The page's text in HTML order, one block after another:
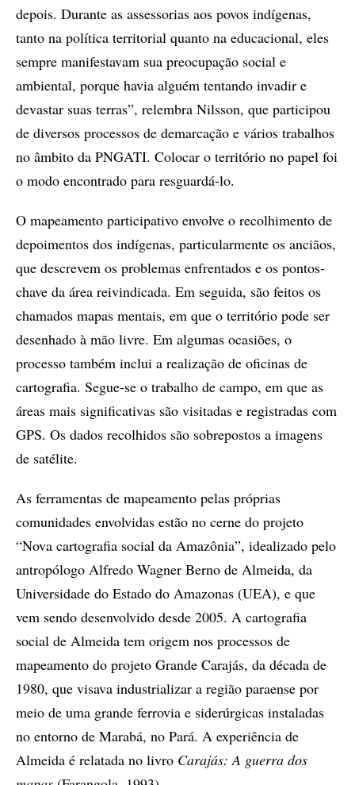
depois. Durante as assessorias aos povos indígenas,
tanto na política territorial quanto na educacional, eles
sempre manifestavam sua preocupação social e
ambiental, porque havia alguém tentando invadir e
devastar suas terras”, relembra Nilsson, que participou
de diversos processos de demarcação e vários trabalhos
no âmbito da PNGATI. Colocar o território no papel foi
o modo encontrado para resguardá-lo.
O mapeamento participativo envolve o recolhimento de
depoimentos dos indígenas, particularmente os anciãos,
que descrevem os problemas enfrentados e os pontos-
chave da área reivindicada. Em seguida, são feitos os
chamados mapas mentais, em que o território pode ser
desenhado à mão livre. Em algumas ocasiões, o
processo também inclui a realização de oficinas de
cartografia. Segue-se o trabalho de campo, em que as
áreas mais significativas são visitadas e registradas com
GPS. Os dados recolhidos são sobrepostos a imagens
de satélite.
As ferramentas de mapeamento pelas próprias
comunidades envolvidas estão no cerne do projeto
“Nova cartografia social da Amazônia”, idealizado pelo
antropólogo Alfredo Wagner Berno de Almeida, da
Universidade do Estado do Amazonas (UEA), e que
vem sendo desenvolvido desde 2005. A cartografia
social de Almeida tem origem nos processos de
mapeamento do projeto Grande Carajás, da década de
1980, que visava industrializar a região paraense por
meio de uma grande ferrovia e siderúrgicas instaladas
no entorno de Marabá, no Pará. A experiência de
Almeida é relatada no livro Carajás: A guerra dos